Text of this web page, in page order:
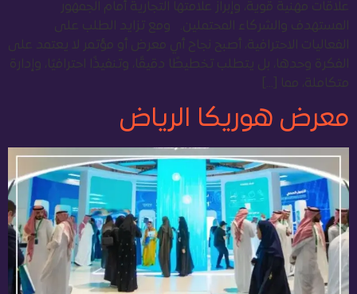
علاقات مهنية قوية، وإبراز علامتها التجارية أمام الجمهور
المستهدف والشركاء المحتملين. ومع تزايد الطلب على
الفعاليات الاحترافية، أصبح نجاح أي معرض أو مؤتمر لا يعتمد على
الفكرة وحدها، بل يتطلب تخطيطًا دقيقًا، وتنفيذًا احترافيًا، وإدارة
متكاملة، مما […]
معرض هوريكا الرياض